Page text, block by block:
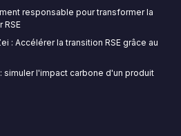
responsable pour transformer la
RSE
: Accélérer la transition RSE grâce au
simuler l'impact carbone d'un produit